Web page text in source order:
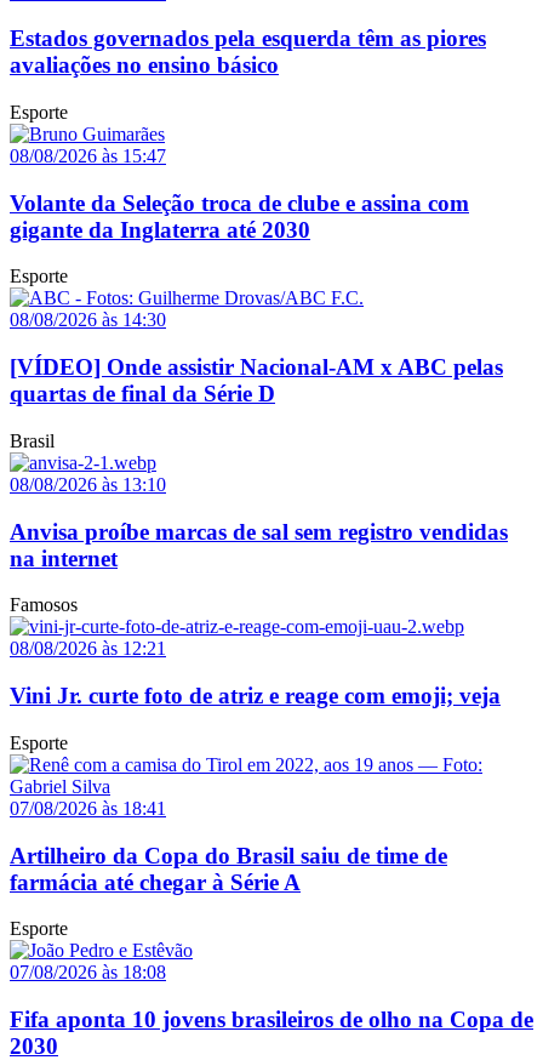
Estados governados pela esquerda têm as piores
avaliações no ensino básico
Esporte
08/08/2026 às 15:47
Volante da Seleção troca de clube e assina com
gigante da Inglaterra até 2030
Esporte
08/08/2026 às 14:30
[VÍDEO] Onde assistir Nacional-AM x ABC pelas
quartas de final da Série D
Brasil
08/08/2026 às 13:10
Anvisa proíbe marcas de sal sem registro vendidas
na internet
Famosos
08/08/2026 às 12:21
Vini Jr. curte foto de atriz e reage com emoji; veja
Esporte
07/08/2026 às 18:41
Artilheiro da Copa do Brasil saiu de time de
farmácia até chegar à Série A
Esporte
07/08/2026 às 18:08
Fifa aponta 10 jovens brasileiros de olho na Copa de
2030